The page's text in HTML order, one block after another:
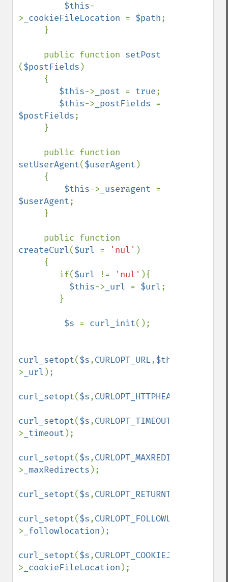
$this-
> _cookieFileLocation = $path;
     public function
($postFields )
$this-> _post = true;
$this-> _postFields
$postFields;
setUserAgent($userAgent )
$this-> _useragent
$userAgent;
createCurl($url = 'nul' )
        if(
$url != 'nul' ){
$this-> _url = $url;
$s = curl_init();
curl_setopt($s,CURLOPT_URL,$this
> _url );
curl_setopt($s,CURLOPT_HTTPHEADER
curl_setopt($s,CURLOPT_TIMEOUT
> _timeout );
curl_setopt($s,CURLOPT_MAXREDIRS
> _maxRedirects );
curl_setopt($s,CURLOPT_RETURNTRANSFER
curl_setopt($s,CURLOPT_FOLLOWLOCATION
> _followlocation );
curl_setopt($s,CURLOPT_COOKIEJAR
> _cookieFileLocation );